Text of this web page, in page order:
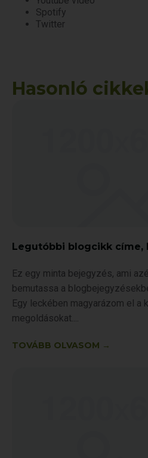
Spotify
Twitter
Hasonló
Legutóbbi blogcikk címe,
Ez egy minta bejegyzés, ami
bemutassa a
Egy leckében magyarázom el a
megoldásokat.
TOVÁBB OLVASOM →